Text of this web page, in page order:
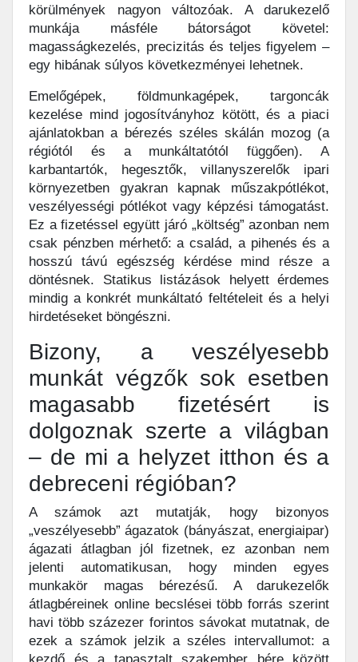
körülmények nagyon változóak. A darukezelő
munkája másféle bátorságot követel:
magasságkezelés, precizitás és teljes figyelem –
egy hibának súlyos következményei lehetnek.
Emelőgépek, földmunkagépek, targoncák
kezelése mind jogosítványhoz kötött, és a piaci
ajánlatokban a bérezés széles skálán mozog (a
régiótól és a munkáltatótól függően). A
karbantartók, hegesztők, villanyszerelők ipari
környezetben gyakran kapnak műszakpótlékot,
veszélyességi pótlékot vagy képzési támogatást.
Ez a fizetéssel együtt járó „költség” azonban nem
csak pénzben mérhető: a család, a pihenés és a
hosszú távú egészség kérdése mind része a
döntésnek. Statikus listázások helyett érdemes
mindig a konkrét munkáltató feltételeit és a helyi
hirdetéseket böngészni.
Bizony, a veszélyesebb
munkát végzők sok esetben
magasabb fizetésért is
dolgoznak szerte a világban
– de mi a helyzet itthon és a
debreceni régióban?
A számok azt mutatják, hogy bizonyos
„veszélyesebb” ágazatok (bányászat, energiaipar)
ágazati átlagban jól fizetnek, ez azonban nem
jelenti automatikusan, hogy minden egyes
munkakör magas bérezésű. A darukezelők
átlagbéreinek online becslései több forrás szerint
havi több százezer forintos sávokat mutatnak, de
ezek a számok jelzik a széles intervallumot: a
kezdő és a tapasztalt szakember bére között